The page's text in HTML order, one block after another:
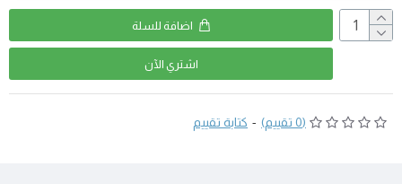
(0 تقييم) - كتابة تقييم
اضافة للسلة
اشتري اﻵن